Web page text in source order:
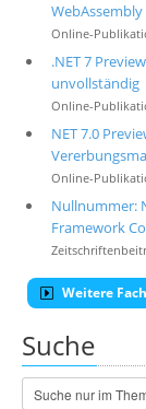
WebAssembly
Online-
.NET 7
unvollständig
Online-
NET 7.0
Online-
Nullnummer:
Framework
Weitere
Suche